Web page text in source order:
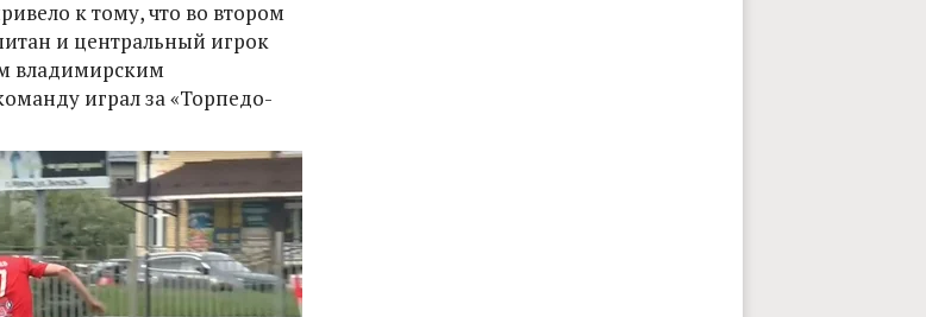
к тому, что во втором
и центральный игрок
владимирским
играл за «Торпедо-